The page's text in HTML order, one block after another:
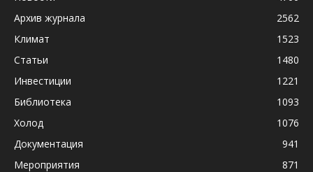
Архив журнала
2562
Климат
1523
Статьи
1480
Инвестиции
1221
Библиотека
1093
Холод
1076
Документация
941
Мероприятия
871